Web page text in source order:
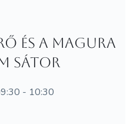
és a MagUra
Sátor
- 10:30